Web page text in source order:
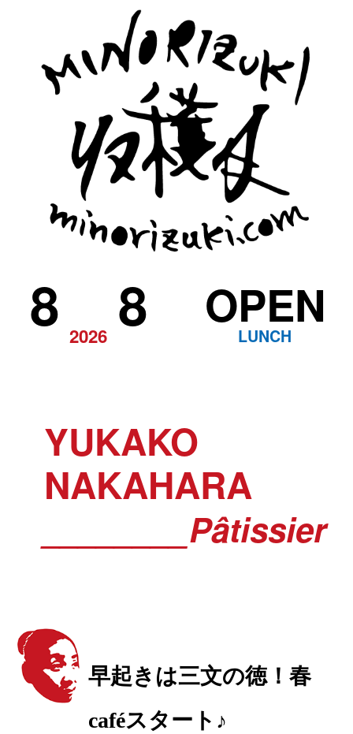
2026
8 8 LUNCH
OPEN
YUKAKO
NAKAHARA
________Pâtissier
早起きは三文の徳！春
caféスタート♪